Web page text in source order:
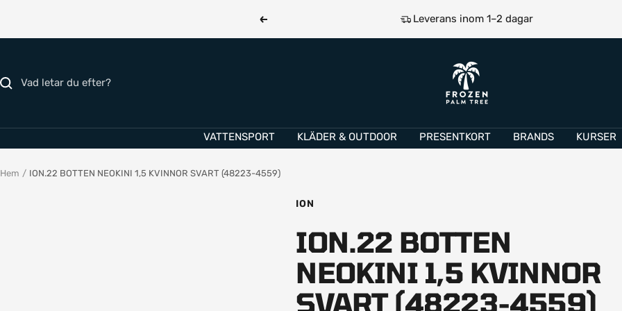
innehållet
Föregående Leverans inom 1–2 dagar
Frozen
Palm
Tree
VATTENSPORT KLÄDER & OUTDOOR PRESENTKORT BRANDS KURSER
Hem ION.22 BOTTEN NEOKINI 1,5 KVINNOR SVART (48223-4559)
ION
ION.22 BOTTEN
NEOKINI 1,5 KVINNOR
SVART (48223-4559)